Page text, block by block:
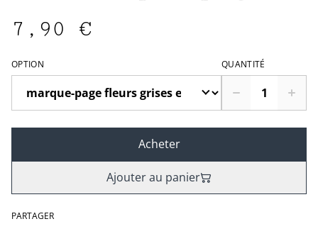
7,90 €
OPTION QUANTITÉ
Acheter
Ajouter au panier
PARTAGER